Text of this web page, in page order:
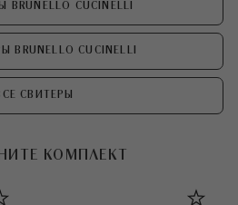
CUCINELLI
BRUNELLO CUCINELLI
СВИТЕРЫ
КОМПЛЕКТ